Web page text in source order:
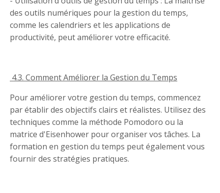
des outils numériques pour la gestion du temps,
comme les calendriers et les applications de
productivité, peut améliorer votre efficacité.
4.3. Comment Améliorer la Gestion du Temps
Pour améliorer votre gestion du temps, commencez
par établir des objectifs clairs et réalistes. Utilisez des
techniques comme la méthode Pomodoro ou la
matrice d'Eisenhower pour organiser vos tâches. La
formation en gestion du temps peut également vous
fournir des stratégies pratiques.